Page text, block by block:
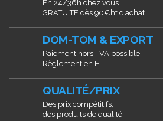
En 24/36h chez vous
GRATUITE dès 90€ht d’achat
DOM-TOM & EXPORT
Paiement hors TVA possible
Règlement en HT
QUALITÉ/PRIX
Des prix compétitifs,
des produits de qualité